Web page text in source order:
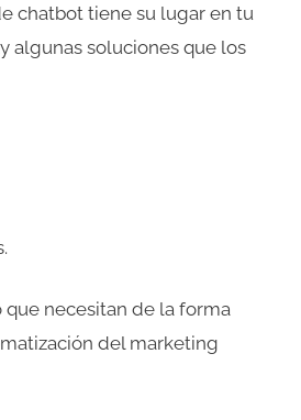
chatbot tiene su lugar en tu
algunas soluciones que los
necesitan de la forma
del marketing